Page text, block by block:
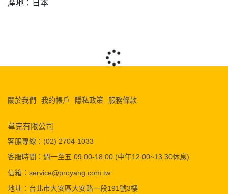
產地：日本
關於我們 我的帳戶 隱私政策 服務條款
韋克有限公司
客服專線：(02) 2704-1033
客服時間：週一至五 09:00-18:00 (中午12:00~13:30休息)
信箱：service@proyang.com.tw
地址：台北市大安區大安路一段191號3樓